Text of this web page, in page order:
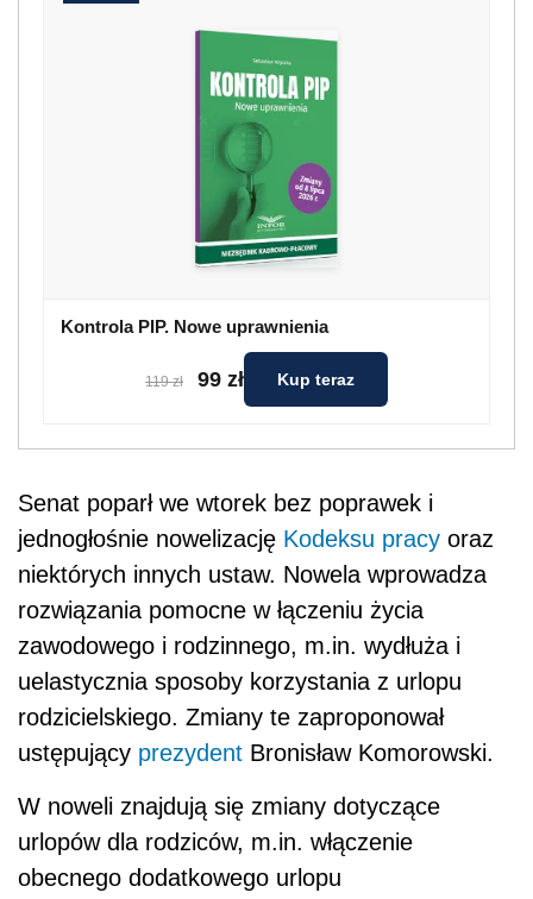
Kontrola PIP. Nowe uprawnienia
119 zł 99 zł Kup teraz
Senat poparł we wtorek bez poprawek i
jednogłośnie nowelizację Kodeksu pracy oraz
niektórych innych ustaw. Nowela wprowadza
rozwiązania pomocne w łączeniu życia
zawodowego i rodzinnego, m.in. wydłuża i
uelastycznia sposoby korzystania z urlopu
rodzicielskiego. Zmiany te zaproponował
ustępujący prezydent Bronisław Komorowski.
W noweli znajdują się zmiany dotyczące
urlopów dla rodziców, m.in. włączenie
obecnego dodatkowego urlopu